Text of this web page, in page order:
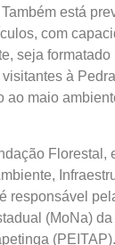
está
com
seja formatado
à
ao maio
Florestal,
responsável
(MoNa)